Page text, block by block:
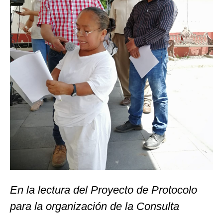
En la lectura del Proyecto de Protocolo
para la organización de la Consulta